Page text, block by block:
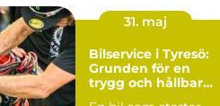
31. maj
Bilservice i Tyresö:
Grunden för en
trygg och hållbar